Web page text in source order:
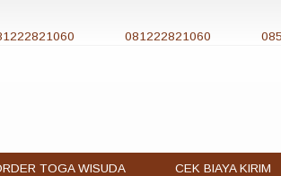
081222821060
TOGA WISUDA CEK BIAYA KIRIM